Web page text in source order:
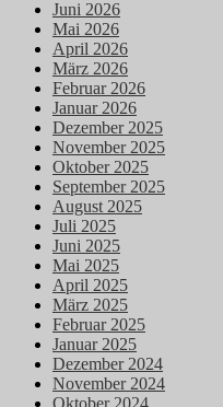
Juni 2026
Mai 2026
April 2026
März 2026
Februar 2026
Januar 2026
Dezember 2025
November 2025
Oktober 2025
September 2025
August 2025
Juli 2025
Juni 2025
Mai 2025
April 2025
März 2025
Februar 2025
Januar 2025
Dezember 2024
November 2024
Oktober 2024